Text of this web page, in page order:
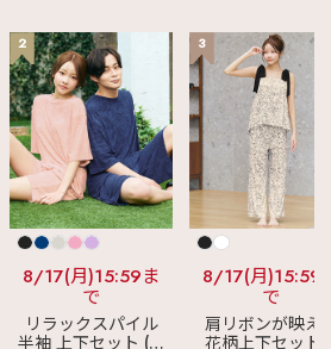
2
8/17(月)15:59ま
で
リラックスパイル
半袖 上下セット (男
3
8/17(月)15:59
で
肩リボンが映え
花柄上下セット